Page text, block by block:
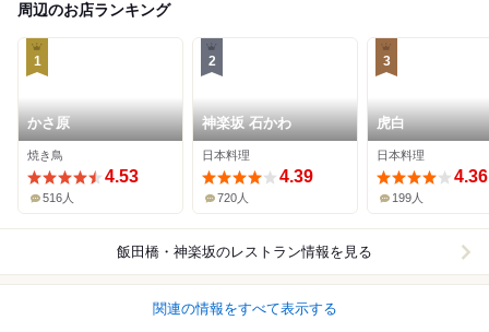
周辺のお店ランキング
1
かさ原
焼き鳥
4.53
516人
2
神楽坂 石かわ
日本料理
4.39
720人
3
虎白
日本料理
4.36
199人
飯田橋・神楽坂のレストラン情報を見る
関連の情報をすべて表示する